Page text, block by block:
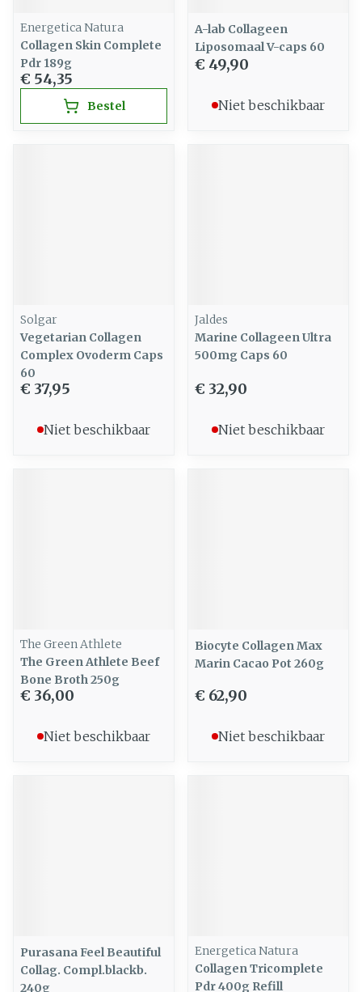
Energetica Natura
Collagen Skin Complete
Pdr 189g
€ 54,35
Bestel
A-lab Collageen
Liposomaal V-caps 60
€ 49,90
Niet beschikbaar
Solgar
Vegetarian Collagen
Complex Ovoderm Caps
60
€ 37,95
Niet beschikbaar
Jaldes
Marine Collageen Ultra
500mg Caps 60
€ 32,90
Niet beschikbaar
The Green Athlete
The Green Athlete Beef
Bone Broth 250g
€ 36,00
Niet beschikbaar
Biocyte Collagen Max
Marin Cacao Pot 260g
€ 62,90
Niet beschikbaar
Purasana Feel Beautiful
Collag. Compl.blackb.
240g
Energetica Natura
Collagen Tricomplete
Pdr 400g Refill